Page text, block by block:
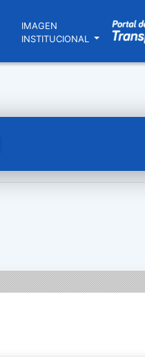
IMAGEN
INSTITUCIONAL